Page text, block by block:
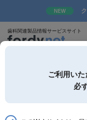
NEW
歯科関連製品情報サービスサイト
詳細検索
ご利用いた
必